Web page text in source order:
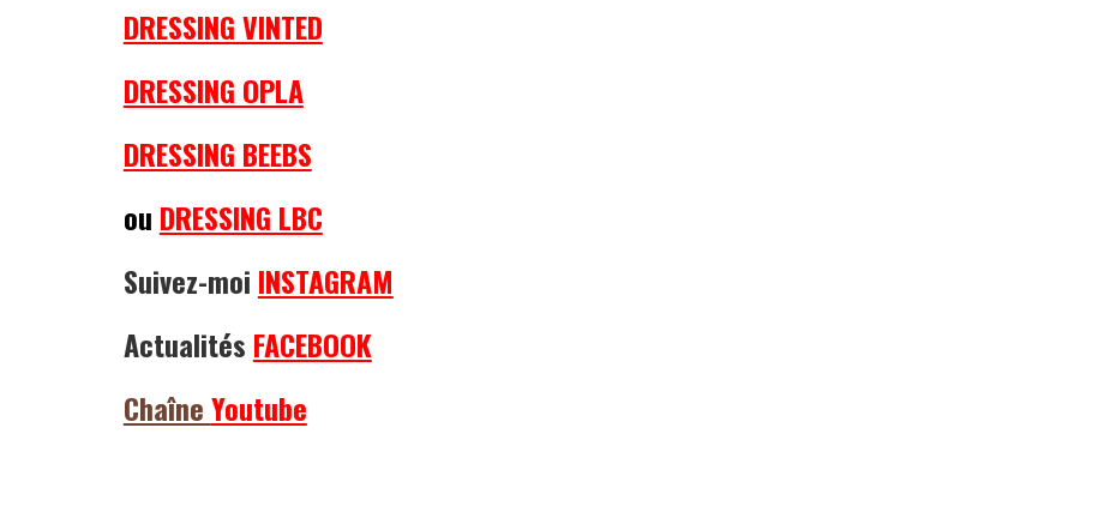
DRESSING VINTED
DRESSING OPLA
DRESSING BEEBS
ou DRESSING LBC
Suivez-moi INSTAGRAM
Actualités FACEBOOK
ChaîneYoutube